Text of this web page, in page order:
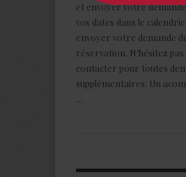
et envoyer votre
vos dates dans le
envoyer votre demande
réservation. N’hésitez pas
contacter pour toutes
supplémentaires. Un
…